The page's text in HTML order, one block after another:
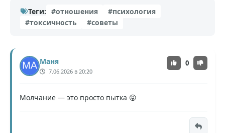
Теги: #отношения
#психология
#токсичность
#советы
Маня
7.06.2026 в 20:20
0
Молчание — это просто пытка 😡